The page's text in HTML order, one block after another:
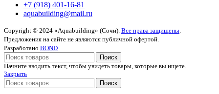
+7 (918) 401-16-81
aquabuilding@mail.ru
Copyright © 2024 «Aquabuilding» (Сочи). Все права защищены.
Предложения на сайте не являются публичной офертой.
Разработано BOND
Поиск
Начните вводить текст, чтобы увидеть товары, которые вы ищете.
Закрыть
Поиск